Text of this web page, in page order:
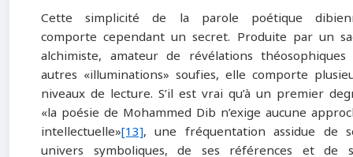
Cette simplicité de la parole poétique
comporte cependant un secret. Produite par un
alchimiste, amateur de révélations
autres «illuminations» soufies, elle comporte
niveaux de lecture. S’il est vrai qu’à un premier
«la poésie de Mohammed Dib n’exige aucune
intellectuelle»[13], une fréquentation assidue de
univers symboliques, de ses références et de